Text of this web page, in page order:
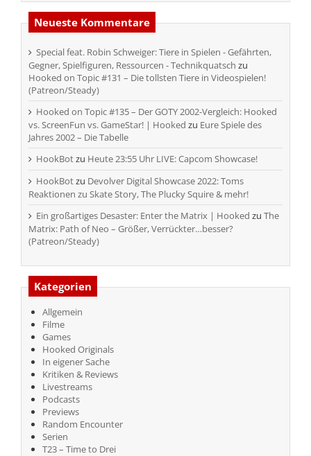
Neueste Kommentare
Special feat. Robin Schweiger: Tiere in Spielen - Gefährten,
Gegner, Spielfiguren, Ressourcen - Technikquatsch zu
Hooked on Topic #131 – Die tollsten Tiere in Videospielen!
(Patreon/Steady)
Hooked on Topic #135 – Der GOTY 2002-Vergleich: Hooked
vs. ScreenFun vs. GameStar! | Hooked zu Eure Spiele des
Jahres 2002 – Die Tabelle
HookBotzu Heute 23:55 Uhr LIVE: Capcom Showcase!
HookBotzu Devolver Digital Showcase 2022: Toms
Reaktionen zu Skate Story, The Plucky Squire & mehr!
Ein großartiges Desaster: Enter the Matrix | Hooked zu The
Matrix: Path of Neo – Größer, Verrückter…besser?
(Patreon/Steady)
Kategorien
Allgemein
Filme
Games
Hooked Originals
In eigener Sache
Kritiken & Reviews
Livestreams
Podcasts
Previews
Random Encounter
Serien
T23 – Time to Drei